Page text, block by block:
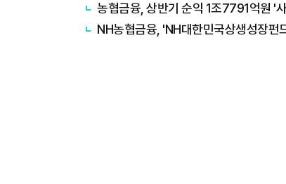
농협금융, 상반기 순익 1조7791억원 '
NH농협금융, 'NH대한민국상생성장펀